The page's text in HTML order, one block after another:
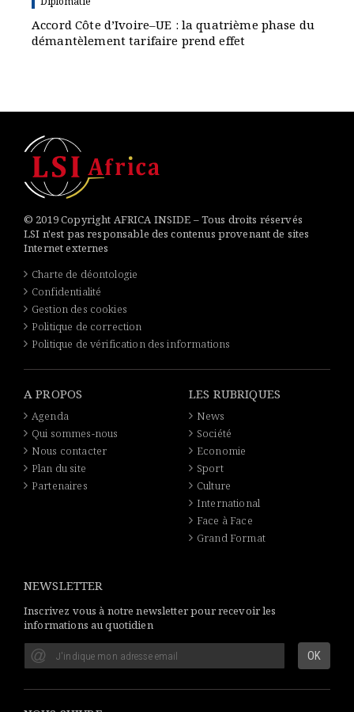
Accord Côte d’Ivoire–UE : la quatrième phase du
démantèlement tarifaire prend effet
© 2019 Copyright AFRICA INSIDE – Tous droits réservés
LSI n'est pas responsable des contenus provenant de sites
Internet externes
Charte de déontologie
Confidentialité
Gestion des cookies
Politique de correction
Politique de vérification des informations
A PROPOS
Agenda
Qui sommes-nous
Nous contacter
Plan du site
Partenaires
LES RUBRIQUES
News
Société
Economie
Sport
Culture
International
Face à Face
Grand Format
NEWSLETTER
Inscrivez vous à notre newsletter pour recevoir les
informations au quotidien